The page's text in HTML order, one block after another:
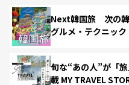
Next韓国旅 次の韓
グルメ・テクニック
旬な“あの人”が「
載 MY TRAVEL